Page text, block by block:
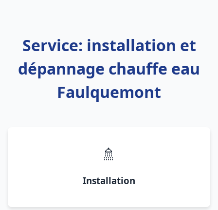
Service: installation et
dépannage chauffe eau
Faulquemont
🚿
Installation